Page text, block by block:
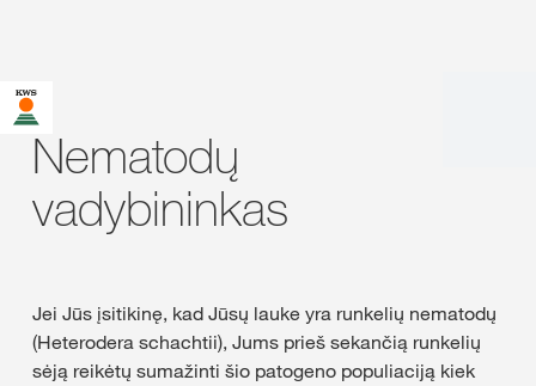
Nematodų
vadybininkas
Jei Jūs įsitikinę, kad Jūsų lauke yra runkelių nematodų
(Heterodera schachtii), Jums prieš sekančią runkelių
sėją reikėtų sumažinti šio patogeno populiaciją kiek